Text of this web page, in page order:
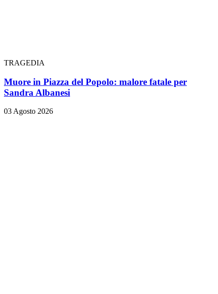
TRAGEDIA
Muore in Piazza del Popolo: malore fatale per
Sandra Albanesi
03 Agosto 2026